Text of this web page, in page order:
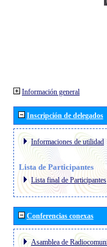
Información general
Inscripción de delegados
Informaciones de utilidad
Lista de Participantes
Lista final de Participantes
Conferencias conexas
Asamblea de